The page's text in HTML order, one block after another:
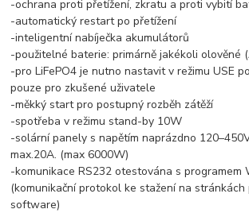
-ochrana proti přetížení, zkratu a proti vybití
-automatický restart po přetížení
-inteligentní nabíječka akumulátorů
-použitelné baterie: primárně jakékoli olověné
-pro LiFePO4 je nutno nastavit v režimu USE
pouze pro zkušené uživatele
-měkký start pro postupný rozběh zátěží
-spotřeba v režimu stand-by 10W
-solární panely s napětím naprázdno
max.20A. (max 6000W)
-komunikace RS232 otestována s programem
(komunikační protokol ke stažení na stránkách
software)